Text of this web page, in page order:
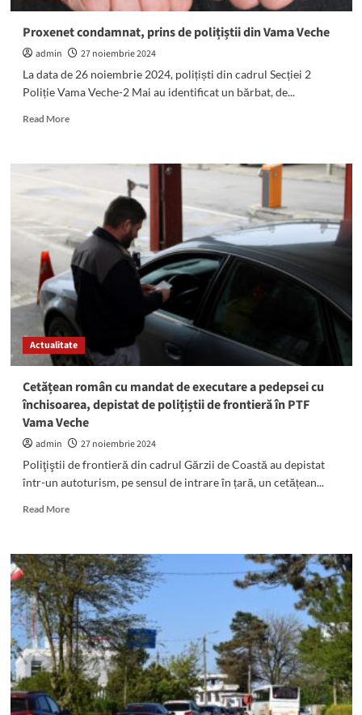
Proxenet condamnat, prins de polițiștii din Vama Veche
admin
27 noiembrie 2024
La data de 26 noiembrie 2024, polițiști din cadrul Secției 2
Poliție Vama Veche-2 Mai au identificat un bărbat, de...
Read MoreRead
Proxenet
polițiștii
din
Vama
Veche
Actualitate
Cetățean român cu mandat de executare a pedepsei cu
închisoarea, depistat de polițiștii de frontieră în PTF
Vama Veche
admin
27 noiembrie 2024
Poliţiştii de frontieră din cadrul Gărzii de Coastă au depistat
într-un autoturism, pe sensul de intrare în țară, un cetățean...
Read MoreRead
Cetățean
român
cu
mandat
de
executare
a
pedepsei
cu
închisoarea,
depistat